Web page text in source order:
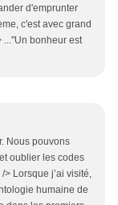
d'emprunter
c'est avec grand
..."Un bonheur est
Nous pouvons
oublier les codes
> Lorsque j’ai visité,
humaine de